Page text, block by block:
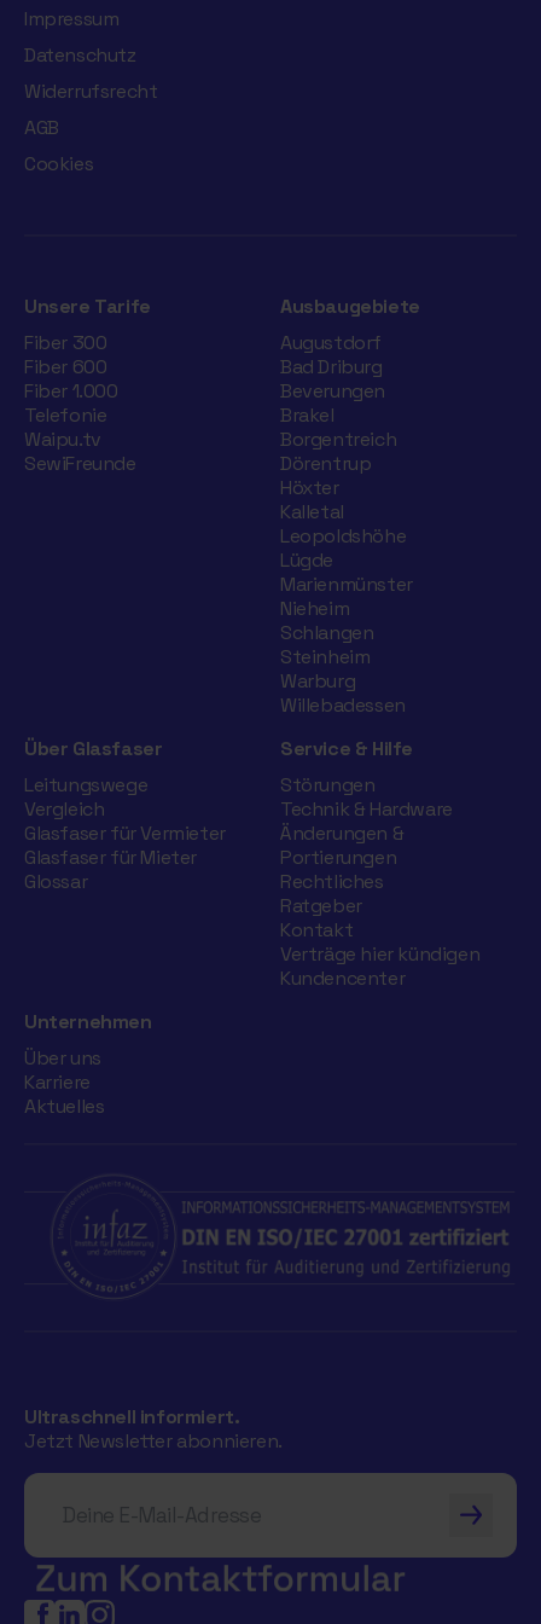
Impressum
Datenschutz
Widerrufsrecht
AGB
Cookies
Unsere Tarife
Fiber 300
Fiber 600
Fiber 1.000
Telefonie
Waipu.tv
SewiFreunde
Ausbaugebiete
Augustdorf
Bad Driburg
Beverungen
Brakel
Borgentreich
Dörentrup
Höxter
Kalletal
Leopoldshöhe
Lügde
Marienmünster
Nieheim
Schlangen
Steinheim
Warburg
Willebadessen
Über Glasfaser
Leitungswege
Vergleich
Glasfaser für Vermieter
Glasfaser für Mieter
Glossar
Service & Hilfe
Störungen
Technik & Hardware
Änderungen &
Portierungen
Rechtliches
Ratgeber
Kontakt
Verträge hier kündigen
Kundencenter
Unternehmen
Über uns
Karriere
Aktuelles
Ultraschnell informiert.
Jetzt Newsletter abonnieren.
Deine E-Mail-Adresse